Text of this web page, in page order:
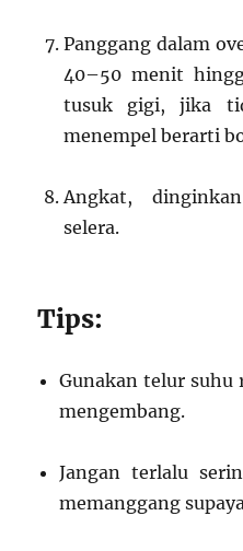
Panggang dalam
40–50 menit
tusuk gigi, jika
menempel berarti
Angkat,
selera.
Tips:
Gunakan telur suhu
mengembang.
Jangan terlalu
memanggang